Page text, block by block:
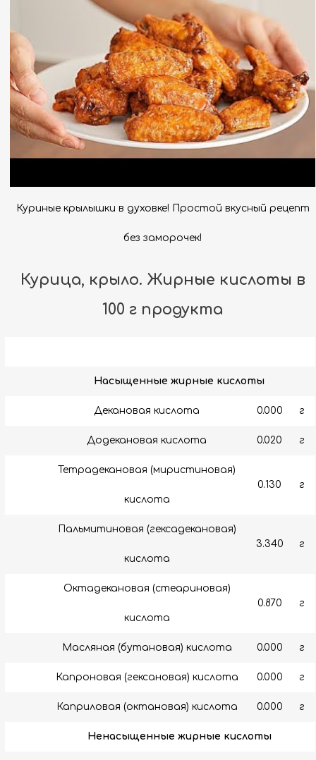
Куриные крылышки в духовке! Простой вкусный рецепт
без заморочек!
Курица, крыло. Жирные кислоты в
100 г продукта
Насыщенные жирные кислоты
Декановая кислота 0.000 г
Додекановая кислота 0.020 г
Тетрадекановая (миристиновая)
кислота
0.130 г
Пальмитиновая (гексадекановая)
кислота
3.340 г
Октадекановая (стеариновая)
кислота
0.870 г
Масляная (бутановая) кислота 0.000 г
Капроновая (гексановая) кислота 0.000 г
Каприловая (октановая) кислота 0.000 г
Ненасыщенные жирные кислоты